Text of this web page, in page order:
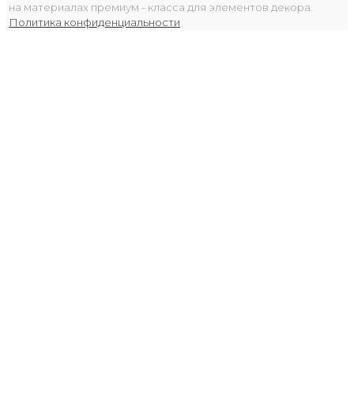
на материалах премиум - класса для элементов декора.
Политика конфиденциальности